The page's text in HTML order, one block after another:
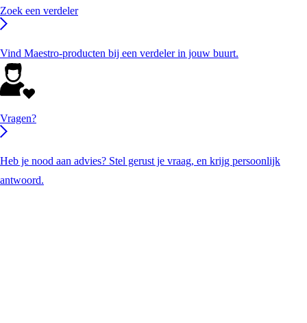
Zoek een verdeler
Vind Maestro-producten bij een verdeler in jouw buurt.
Vragen?
Heb je nood aan advies? Stel gerust je vraag, en krijg persoonlijk
antwoord.